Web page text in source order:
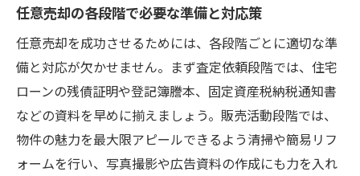
任意売却の各段階で必要な準備と対応策
任意売却を成功させるためには、各段階ごとに適切な準
備と対応が欠かせません。まず査定依頼段階では、住宅
ローンの残債証明や登記簿謄本、固定資産税納税通知書
などの資料を早めに揃えましょう。販売活動段階では、
物件の魅力を最大限アピールできるよう清掃や簡易リフ
ォームを行い、写真撮影や広告資料の作成にも力を入れ